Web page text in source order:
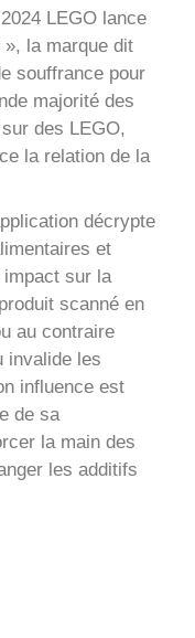
LEGO lance
la marque dit
souffrance pour
majorité des
des LEGO,
la relation de la
décrypte
et
sur la
scanné en
au contraire
invalide les
influence est
de sa
la main des
les additifs